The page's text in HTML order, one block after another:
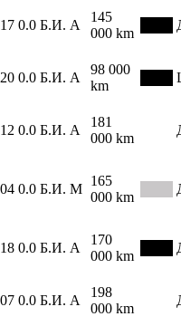
0.0 Б.И. А
145
000 km
0.0 Б.И. А
98 000
km
0.0 Б.И. А
181
000 km
0.0 Б.И. М
165
000 km
0.0 Б.И. А
170
000 km
0.0 Б.И. А
198
000 km